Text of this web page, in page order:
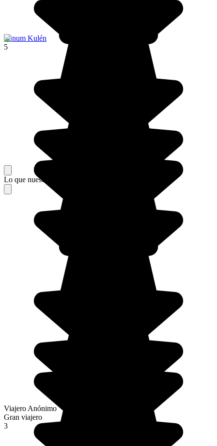
Phnum Kulén
5
Lo que nuestros viajeros piensan de su estancia
Viajero Anónimo
Gran viajero
3